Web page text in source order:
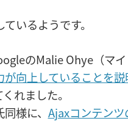
いるようです。
のMalie Ohye（マイ
向上していることを説
れました。
様に、 Ajaxコンテン